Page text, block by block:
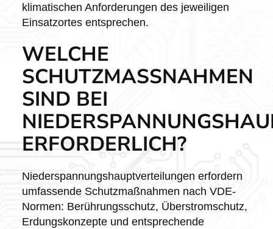
klimatischen Anforderungen des jeweiligen
Einsatzortes entsprechen.
WELCHE
SCHUTZMASSNAHMEN S
IND BEI N
RFORDERLICH?
Niederspannungshauptverteilungen erfordern
umfassende Schutzmaßnahmen nach VDE-
Normen: Berührungsschutz, Überstromschutz,
Erdungskonzepte und entsprechende